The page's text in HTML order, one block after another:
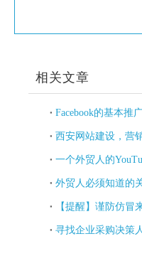
相关文章
Facebook的基本推
一个外贸人的
外贸人必须知道的
寻找企业采购决策